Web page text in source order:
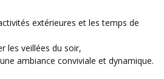
extérieures et les temps de
les veillées du soir,
ambiance conviviale et dynamique.